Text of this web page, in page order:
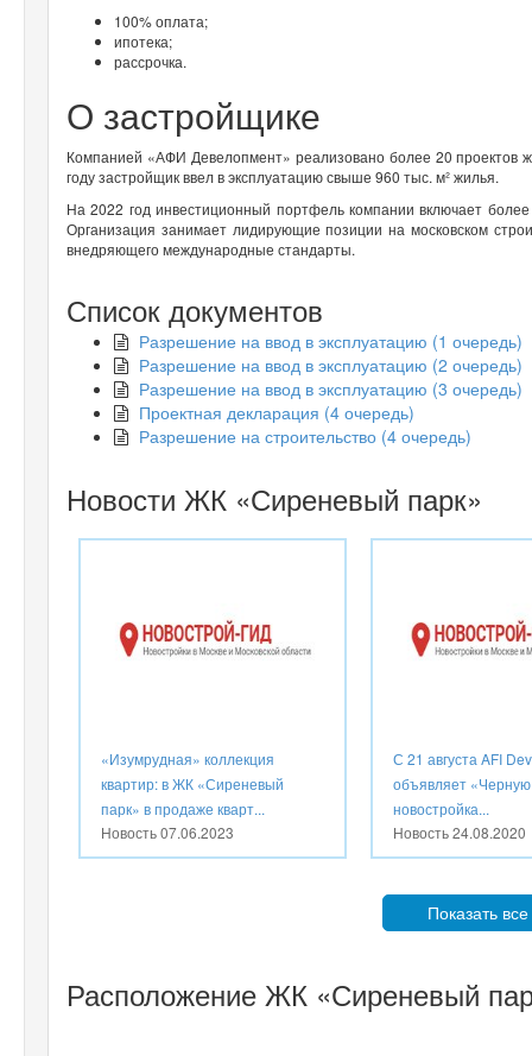
100% оплата;
ипотека;
рассрочка.
О застройщике
Компанией «АФИ Девелопмент» реализовано более 20 проектов
году застройщик ввел в эксплуатацию свыше 960 тыс. м² жилья.
На 2022 год инвестиционный портфель компании включает
Организация занимает лидирующие позиции на московском
внедряющего международные стандарты.
Список документов
Разрешение на ввод в эксплуатацию (1 очередь)
Разрешение на ввод в эксплуатацию (2 очередь)
Разрешение на ввод в эксплуатацию (3 очередь)
Проектная декларация (4 очередь)
Разрешение на строительство (4 очередь)
Новости ЖК «Сиреневый парк»
«Изумрудная» коллекция
квартир: в ЖК «Сиреневый
парк» в продаже кварт...
Новость07.06.2023
С 21 августа AFI
объявляет
новостройка...
Новость24.08.2020
Показать
Расположение ЖК «Сиреневый